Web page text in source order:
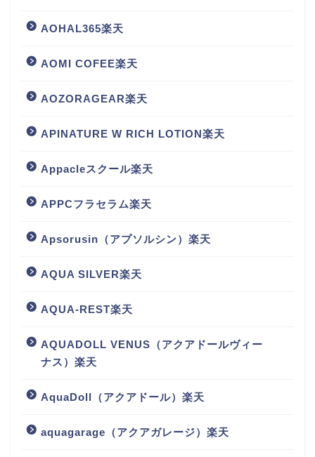
AOHAL365楽天
AOMI COFEE楽天
AOZORAGEAR楽天
APINATURE W RICH LOTION楽天
Appacleスクール楽天
APPCフラセラム楽天
Apsorusin（アプソルシン）楽天
AQUA SILVER楽天
AQUA-REST楽天
AQUADOLL VENUS（アクアドールヴィー
ナス）楽天
AquaDoll（アクアドール）楽天
aquagarage（アクアガレージ）楽天